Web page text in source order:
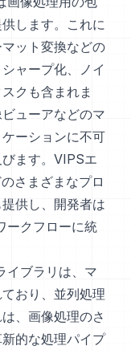
します。これに
ット変換などの
ャープ化、ノイ
クも含まれま
ューアなどのマ
ーションに不可
ます。VIPSエ
さまざまなプロ
供し、開発者は
ークフローに統
イブラリは、マ
おり、並列処理
、画像処理のさ
的な処理パイプ